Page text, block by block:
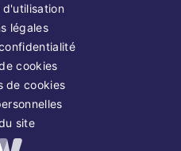
d'utilisation
légales
cookies
de cookies
site